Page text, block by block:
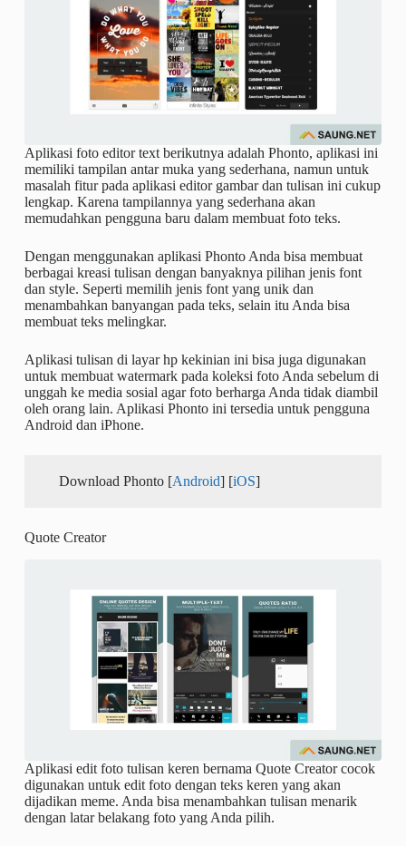
Aplikasi foto editor text berikutnya adalah Phonto, aplikasi ini
memiliki tampilan antar muka yang sederhana, namun untuk
masalah fitur pada aplikasi editor gambar dan tulisan ini cukup
lengkap. Karena tampilannya yang sederhana akan
memudahkan pengguna baru dalam membuat foto teks.
Dengan menggunakan aplikasi Phonto Anda bisa membuat
berbagai kreasi tulisan dengan banyaknya pilihan jenis font
dan style. Seperti memilih jenis font yang unik dan
menambahkan banyangan pada teks, selain itu Anda bisa
membuat teks melingkar.
Aplikasi tulisan di layar hp kekinian ini bisa juga digunakan
untuk membuat watermark pada koleksi foto Anda sebelum di
unggah ke media sosial agar foto berharga Anda tidak diambil
oleh orang lain. Aplikasi Phonto ini tersedia untuk pengguna
Android dan iPhone.
Download Phonto [Android] [iOS]
Quote Creator
Aplikasi edit foto tulisan keren bernama Quote Creator cocok
digunakan untuk edit foto dengan teks keren yang akan
dijadikan meme. Anda bisa menambahkan tulisan menarik
dengan latar belakang foto yang Anda pilih.